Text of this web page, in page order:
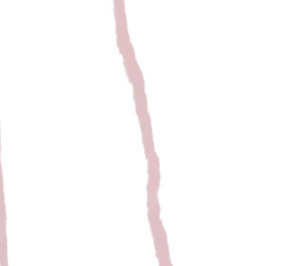
réalisés par Christophe Arrouy,
merci pour ton regard.